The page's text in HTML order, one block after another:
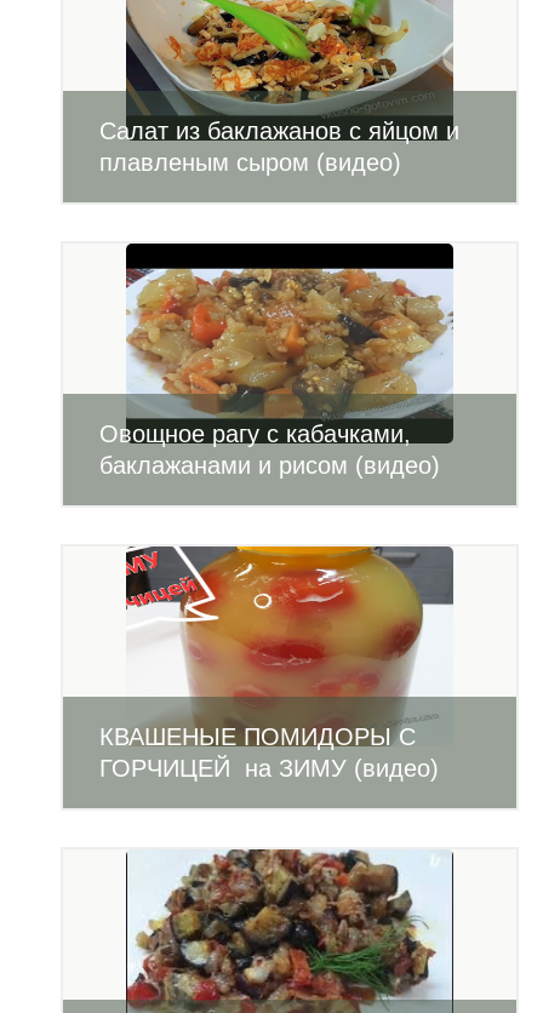
Салат из баклажанов с яйцом и
плавленым сыром (видео)
Овощное рагу с кабачками,
баклажанами и рисом (видео)
КВАШЕНЫЕ ПОМИДОРЫ С
ГОРЧИЦЕЙ на ЗИМУ (видео)